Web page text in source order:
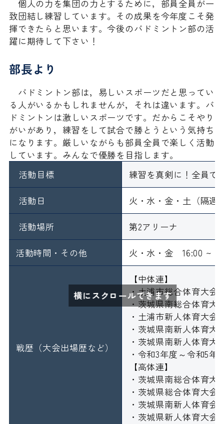
個人の力を集団の力とするために，部員全員が一
致団結し練習しています。その成果を今年度こそ発
揮できたらと思います。今後のバドミントン部の活
躍に期待して下さい！
部長より
バドミントン部は，易しいスポーツだと思ってい
る人がいるかもしれませんが，それは違います。バ
ドミントンは激しいスポーツです。だからこそやり
がいがあり，練習をして試合で勝とうという気持ち
になります。厳しいながらも部員全員で楽しく活動
しています。みんなで優勝を目指します。
活動目標
練習を真剣に！全員で
活動日 火・水・金・土（隔週
活動場所 第2アリーナ
活動時間・その他 火・水・金 16:00 ~
戦歴（大会出場歴など）
【中体連】
・土浦市総合体育大会
・茨城県南総合体育大
・土浦市新人体育大
・茨城県南新人体育
・茨城県南新人体育
・令和3年度～令和5
【高体連】
・茨城県南総合体育大
・茨城県総合体育大会
・茨城県南新人体育会
・茨城県新人体育大会
横にスクロールできます